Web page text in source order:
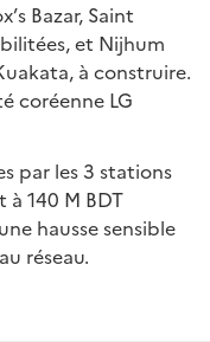
Bazar, Saint
et Nijhum
à construire.
coréenne LG
par les 3 stations
140 M BDT
hausse sensible
réseau.